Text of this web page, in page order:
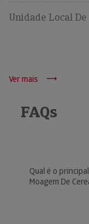
Unidade Local De
Ver mais
FAQs
Qual é o
Moagem De